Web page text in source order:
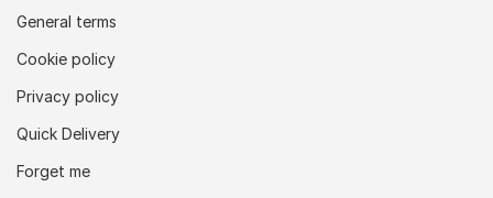
General terms
Cookie policy
Privacy policy
Quick Delivery
Forget me